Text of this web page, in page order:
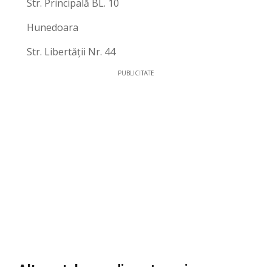
Str. Principală BL. 10
Hunedoara
Str. Libertății Nr. 44
PUBLICITATE